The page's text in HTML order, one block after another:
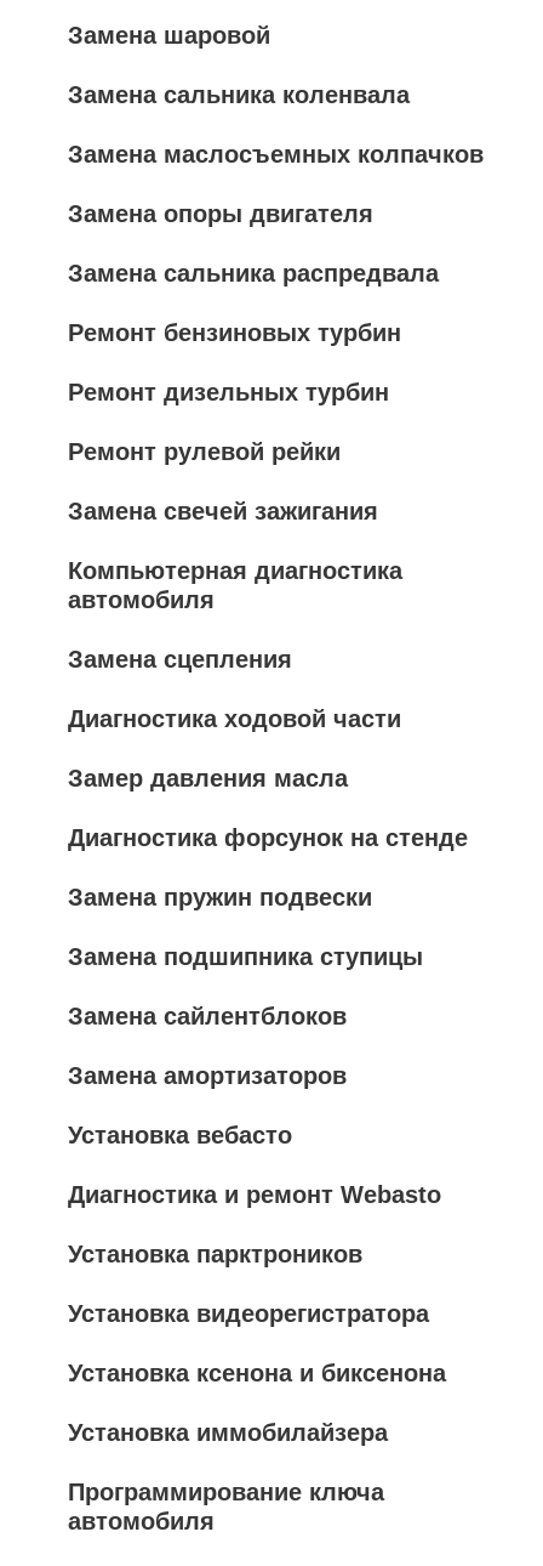
Замена шаровой
Замена сальника коленвала
Замена маслосъемных колпачков
Замена опоры двигателя
Замена сальника распредвала
Ремонт бензиновых турбин
Ремонт дизельных турбин
Ремонт рулевой рейки
Замена свечей зажигания
Компьютерная диагностика
автомобиля
Замена сцепления
Диагностика ходовой части
Замер давления масла
Диагностика форсунок на стенде
Замена пружин подвески
Замена подшипника ступицы
Замена сайлентблоков
Замена амортизаторов
Установка вебасто
Диагностика и ремонт Webasto
Установка парктроников
Установка видеорегистратора
Установка ксенона и биксенона
Установка иммобилайзера
Программирование ключа
автомобиля